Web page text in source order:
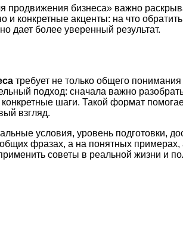
продвижения бизнеса» важно
и конкретные акценты: на что
дает более уверенный результат.
требует не только общего
подход: сначала важно
шаги. Такой формат
взгляд.
условия, уровень подготовки,
фразах, а на понятных примерах,
советы в реальной жизни и